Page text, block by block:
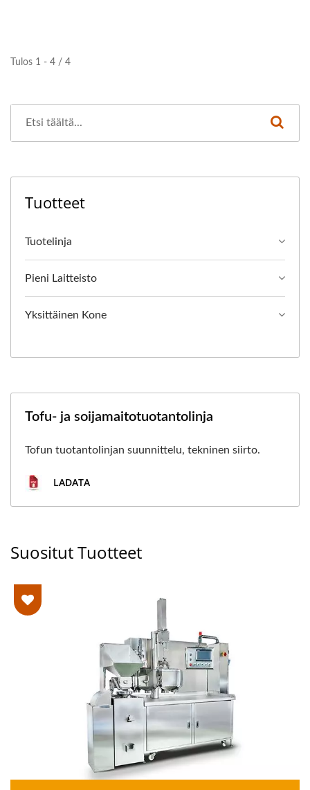
Tulos 1 - 4 / 4
Tuotteet
Tuotelinja
Pieni Laitteisto
Yksittäinen Kone
Tofu- ja soijamaitotuotantolinja
Tofun tuotantolinjan suunnittelu, tekninen siirto.
LADATA
Suositut Tuotteet